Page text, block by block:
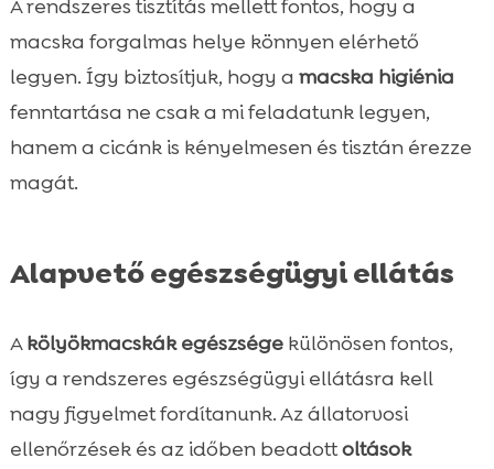
A rendszeres tisztítás mellett fontos, hogy a
macska forgalmas helye könnyen elérhető
legyen. Így biztosítjuk, hogy a macska higiénia
fenntartása ne csak a mi feladatunk legyen,
hanem a cicánk is kényelmesen és tisztán érezze
magát.
Alapvető egészségügyi ellátás
Akölyökmacskák egészségekülönösen fontos,
így a rendszeres egészségügyi ellátásra kell
nagy figyelmet fordítanunk. Az állatorvosi
ellenőrzések és az időben beadottoltások